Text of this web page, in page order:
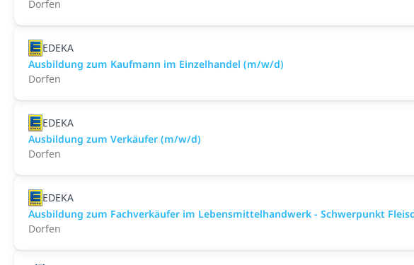
Dorfen
EDEKA
Ausbildung zum Kaufmann im Einzelhandel (m/w/d)
Dorfen
EDEKA
Ausbildung zum Verkäufer (m/w/d)
Dorfen
EDEKA
Ausbildung zum Fachverkäufer im Lebensmittelhandwerk - Schwerpunkt
Dorfen